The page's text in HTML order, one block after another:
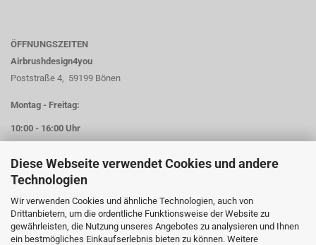
Diese Webseite verwendet Cookies und andere
Technologien
Wir verwenden Cookies und ähnliche Technologien, auch von
Drittanbietern, um die ordentliche Funktionsweise der Website zu
gewährleisten, die Nutzung unseres Angebotes zu analysieren und Ihnen
ein bestmögliches Einkaufserlebnis bieten zu können. Weitere
ÖFFNUNGSZEITEN
Airbrushdesign4you
Poststraße 4, 59199 Bönen
Montag - Freitag:
10:00 - 16:00 Uhr
Samstag:
von 10:00 - 13:00 Uhr